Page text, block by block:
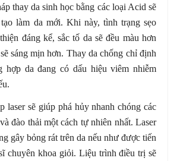
thay da sinh học bằng các loại Acid sẽ
làm da mới. Khi này, tình trạng sẹo
đáng kể, sắc tố da sẽ đều màu hơn
sáng mịn hơn. Thay da chống chỉ định
hợp da đang có dấu hiệu viêm nhiễm
laser sẽ giúp phá hủy nhanh chóng các
đào thải một cách tự nhiên nhất. Laser
gây bỏng rát trên da nếu như được tiến
chuyên khoa giỏi. Liệu trình điều trị sẽ